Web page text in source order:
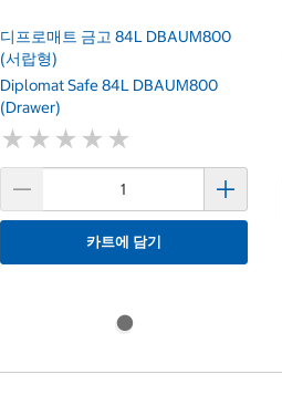
디프로매트 금고 84L DBAUM800
(서랍형)
Diplomat Safe 84L DBAUM800
(Drawer)
★ ★ ★ ★ ★
★ ★ ★ ★ ★
카트에 담기